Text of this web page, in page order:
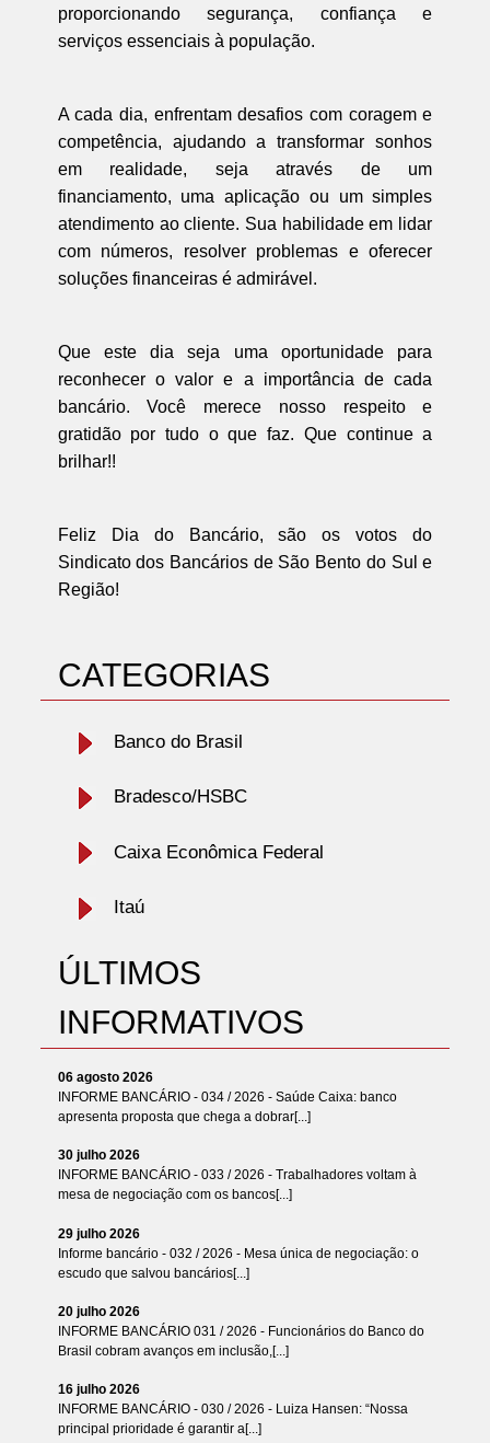
proporcionando segurança, confiança e
serviços essenciais à população.
A cada dia, enfrentam desafios com coragem e
competência, ajudando a transformar sonhos
em realidade, seja através de um
financiamento, uma aplicação ou um simples
atendimento ao cliente. Sua habilidade em lidar
com números, resolver problemas e oferecer
soluções financeiras é admirável.
Que este dia seja uma oportunidade para
reconhecer o valor e a importância de cada
bancário. Você merece nosso respeito e
gratidão por tudo o que faz. Que continue a
brilhar!!
Feliz Dia do Bancário, são os votos do
Sindicato dos Bancários de São Bento do Sul e
Região!
CATEGORIAS
Banco do Brasil
Bradesco/HSBC
Caixa Econômica Federal
Itaú
ÚLTIMOS
INFORMATIVOS
06 agosto 2026
INFORME BANCÁRIO - 034 / 2026 - Saúde Caixa: banco
apresenta proposta que chega a dobrar[...]
30 julho 2026
INFORME BANCÁRIO - 033 / 2026 - Trabalhadores voltam à
mesa de negociação com os bancos[...]
29 julho 2026
Informe bancário - 032 / 2026 - Mesa única de negociação: o
escudo que salvou bancários[...]
20 julho 2026
INFORME BANCÁRIO 031 / 2026 - Funcionários do Banco do
Brasil cobram avanços em inclusão,[...]
16 julho 2026
INFORME BANCÁRIO - 030 / 2026 - Luiza Hansen: “Nossa
principal prioridade é garantir a[...]